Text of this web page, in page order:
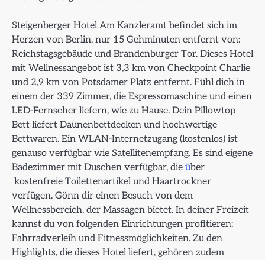
Steigenberger Hotel Am Kanzleramt befindet sich im
Herzen von Berlin, nur 15 Gehminuten entfernt von:
Reichstagsgebäude und Brandenburger Tor. Dieses Hotel
mit Wellnessangebot ist 3,3 km von Checkpoint Charlie
und 2,9 km von Potsdamer Platz entfernt. Fühl dich in
einem der 339 Zimmer, die Espressomaschine und einen
LED-Fernseher liefern, wie zu Hause. Dein Pillowtop
Bett liefert Daunenbettdecken und hochwertige
Bettwaren. Ein WLAN-Internetzugang (kostenlos) ist
genauso verfügbar wie Satellitenempfang. Es sind eigene
Badezimmer mit Duschen verfügbar, die über
kostenfreie Toilettenartikel und Haartrockner
verfügen. Gönn dir einen Besuch von dem
Wellnessbereich, der Massagen bietet. In deiner Freizeit
kannst du von folgenden Einrichtungen profitieren:
Fahrradverleih und Fitnessmöglichkeiten. Zu den
Highlights, die dieses Hotel liefert, gehören zudem